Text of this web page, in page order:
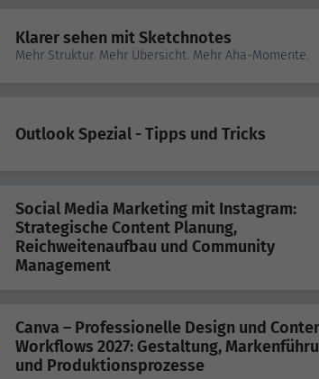
Klarer sehen mit Sketchnotes
Mehr Struktur. Mehr Übersicht. Mehr Aha-Momente.
Outlook Spezial - Tipps und Tricks
Social Media Marketing mit Instagram:
Strategische Content Planung,
Reichweitenaufbau und Community
Management
Canva – Professionelle Design und
Workflows 2027: Gestaltung,
und Produktionsprozesse